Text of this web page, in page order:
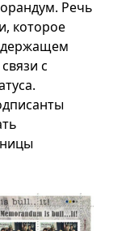
Речь
которое
с